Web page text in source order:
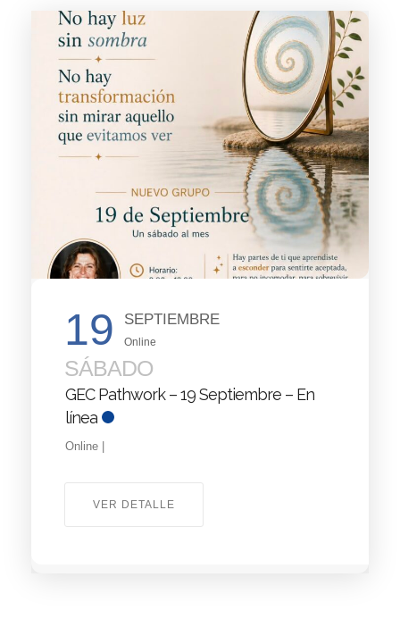
19 SEPTIEMBRE
Online
SÁBADO
GEC Pathwork – 19 Septiembre – En
línea
Online |
VER DETALLE